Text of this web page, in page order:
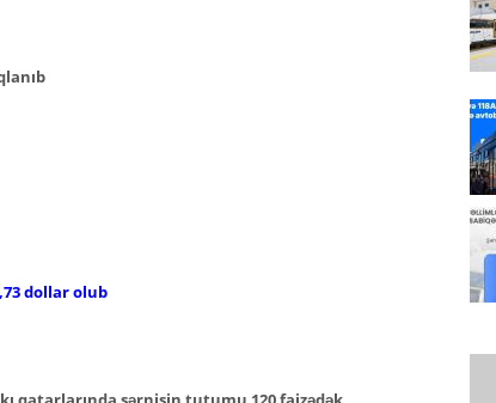
dollar olub